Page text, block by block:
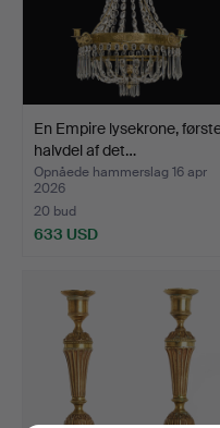
Welcome!
En Empire lysekrone,
halvdel af det…
Opnåede hammerslag 16 apr
2026
20 bud
633 USD